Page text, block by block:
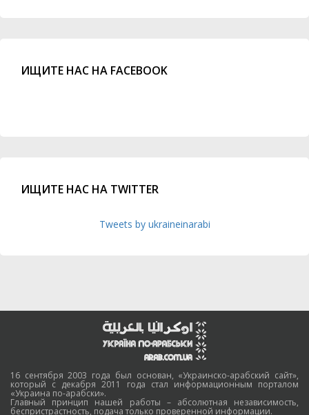
ИЩИТЕ НАС НА FACEBOOK
ИЩИТЕ НАС НА TWITTER
Tweets by ukraineinarabi
16 сентября 2003 года был основан, «Украинско-арабский сайт»,
который с декабря 2011 года стал информационным порталом
«Украина по-арабски».
Главный принцип нашей работы – абсолютная независимость,
беспристрастность, подача только проверенной информации.